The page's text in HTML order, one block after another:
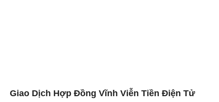
Giao Dịch Hợp Đồng Vĩnh Viễn Tiền Điện Tử